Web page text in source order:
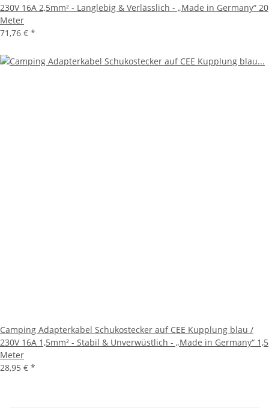
230V 16A 2,5mm² - Langlebig & Verlässlich - „Made in Germany“ 20
Meter
71,76 € *
Camping Adapterkabel Schukostecker auf CEE Kupplung blau /
230V 16A 1,5mm² - Stabil & Unverwüstlich - „Made in Germany“ 1,5
Meter
28,95 € *